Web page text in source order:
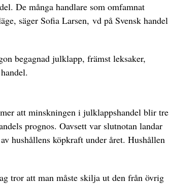
De många handlare som omfamnat
säger Sofia Larsen, vd på Svensk handel
begagnad julklapp, främst leksaker,
att minskningen i julklappshandel blir tre
prognos. Oavsett var slutnotan landar
hushållens köpkraft under året. Hushållen
tror att man måste skilja ut den från övrig